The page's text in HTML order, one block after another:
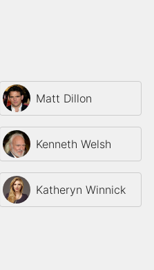
Matt Dillon
Kenneth Welsh
Katheryn Winnick